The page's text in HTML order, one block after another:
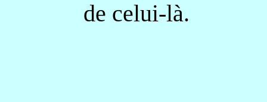
de celui-là.